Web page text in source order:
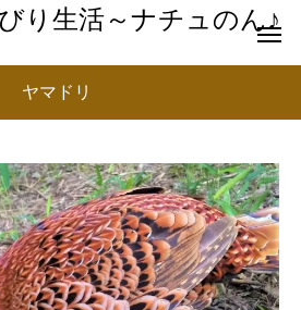
り生活～ナチュのん♪
ヤマドリ